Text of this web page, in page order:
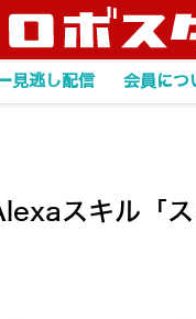
見逃し配信 会員につ
スキル「